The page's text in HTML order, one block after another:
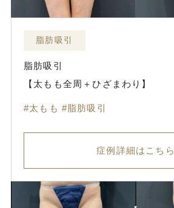
脂肪吸引
脂肪吸引
【太もも全周＋ひざまわり】
太もも 脂肪吸引
症例詳細はこちら